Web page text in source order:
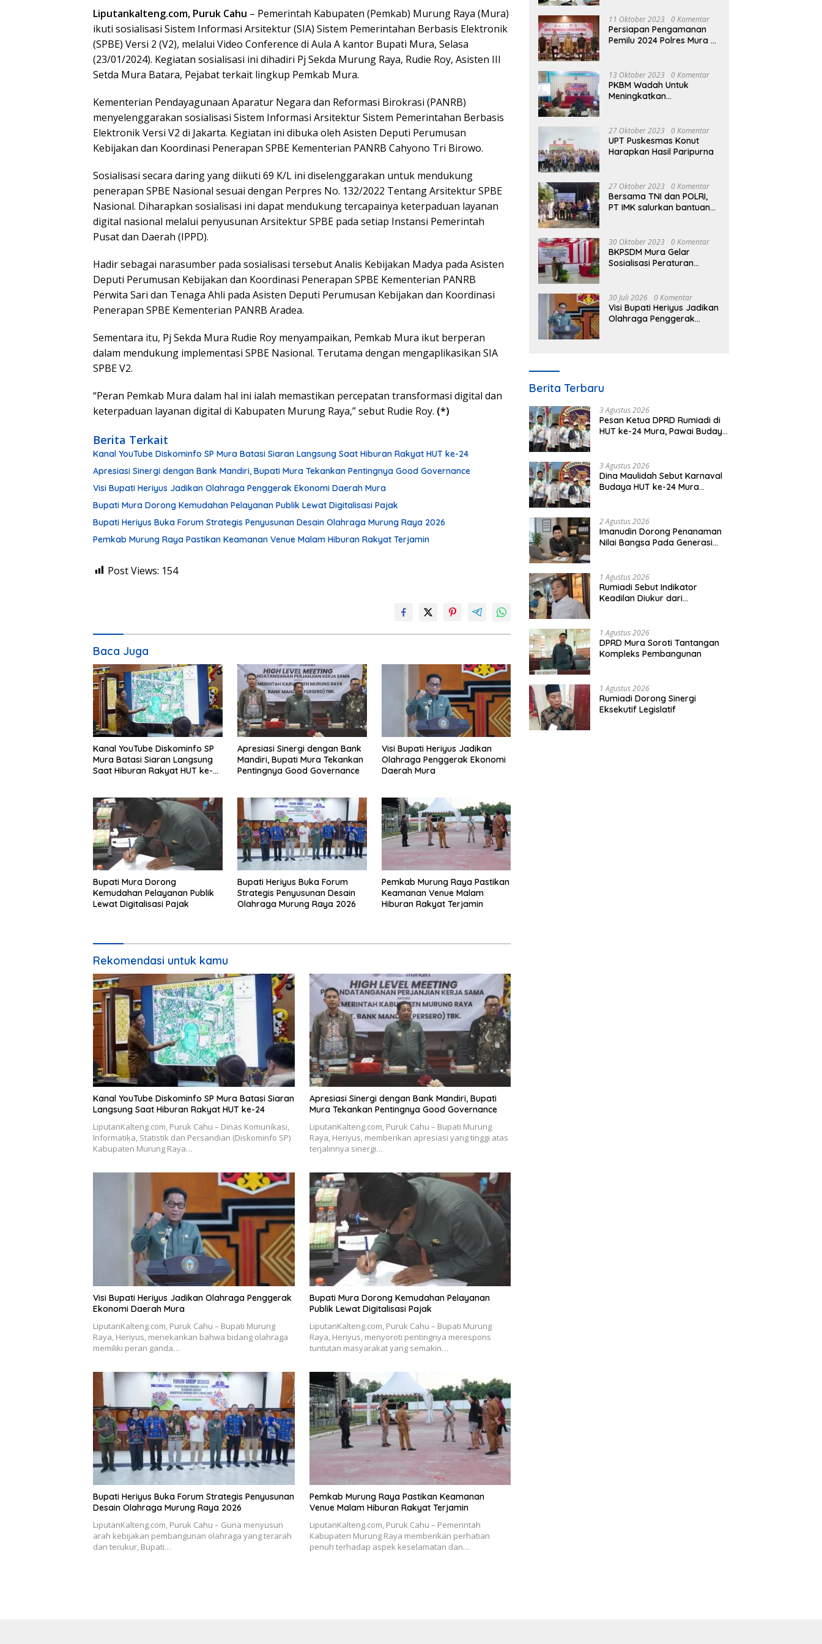
Liputankalteng.com, Puruk Cahu – Pemerintah Kabupaten (Pemkab) Murung Raya (Mura)
ikuti sosialisasi Sistem Informasi Arsitektur (SIA) Sistem Pemerintahan Berbasis Elektronik
(SPBE) Versi 2 (V2), melalui Video Conference di Aula A kantor Bupati Mura, Selasa
(23/01/2024). Kegiatan sosialisasi ini dihadiri Pj Sekda Murung Raya, Rudie Roy, Asisten III
Setda Mura Batara, Pejabat terkait lingkup Pemkab Mura.
Kementerian Pendayagunaan Aparatur Negara dan Reformasi Birokrasi (PANRB)
menyelenggarakan sosialisasi Sistem Informasi Arsitektur Sistem Pemerintahan Berbasis
Elektronik Versi V2 di Jakarta. Kegiatan ini dibuka oleh Asisten Deputi Perumusan
Kebijakan dan Koordinasi Penerapan SPBE Kementerian PANRB Cahyono Tri Birowo.
Sosialisasi secara daring yang diikuti 69 K/L ini diselenggarakan untuk mendukung
penerapan SPBE Nasional sesuai dengan Perpres No. 132/2022 Tentang Arsitektur SPBE
Nasional. Diharapkan sosialisasi ini dapat mendukung tercapainya keterpaduan layanan
digital nasional melalui penyusunan Arsitektur SPBE pada setiap Instansi Pemerintah
Pusat dan Daerah (IPPD).
Hadir sebagai narasumber pada sosialisasi tersebut Analis Kebijakan Madya pada Asisten
Deputi Perumusan Kebijakan dan Koordinasi Penerapan SPBE Kementerian PANRB
Perwita Sari dan Tenaga Ahli pada Asisten Deputi Perumusan Kebijakan dan Koordinasi
Penerapan SPBE Kementerian PANRB Aradea.
Sementara itu, Pj Sekda Mura Rudie Roy menyampaikan, Pemkab Mura ikut berperan
dalam mendukung implementasi SPBE Nasional. Terutama dengan mengaplikasikan SIA
SPBE V2.
“Peran Pemkab Mura dalam hal ini ialah memastikan percepatan transformasi digital dan
keterpaduan layanan digital di Kabupaten Murung Raya,” sebut Rudie Roy. (*)
Berita Terkait
Kanal YouTube Diskominfo SP Mura Batasi Siaran Langsung Saat Hiburan Rakyat HUT ke-24
Apresiasi Sinergi dengan Bank Mandiri, Bupati Mura Tekankan Pentingnya Good Governance
Visi Bupati Heriyus Jadikan Olahraga Penggerak Ekonomi Daerah Mura
Bupati Mura Dorong Kemudahan Pelayanan Publik Lewat Digitalisasi Pajak
Bupati Heriyus Buka Forum Strategis Penyusunan Desain Olahraga Murung Raya 2026
Pemkab Murung Raya Pastikan Keamanan Venue Malam Hiburan Rakyat Terjamin
Post Views: 154
Baca Juga
Kanal YouTube Diskominfo SP
Mura Batasi Siaran Langsung
Saat Hiburan Rakyat HUT ke-
Apresiasi Sinergi dengan Bank
Mandiri, Bupati Mura Tekankan
Pentingnya Good Governance
Visi Bupati Heriyus Jadikan
Olahraga Penggerak Ekonomi
Daerah Mura
Bupati Mura Dorong
Kemudahan Pelayanan Publik
Lewat Digitalisasi Pajak
Bupati Heriyus Buka Forum
Strategis Penyusunan Desain
Olahraga Murung Raya 2026
Pemkab Murung Raya Pastikan
Keamanan Venue Malam
Hiburan Rakyat Terjamin
Rekomendasi untuk kamu
Kanal YouTube Diskominfo SP Mura Batasi Siaran
Langsung Saat Hiburan Rakyat HUT ke-24
LiputanKalteng.com, Puruk Cahu – Dinas Komunikasi,
Informatika, Statistik dan Persandian (Diskominfo SP)
Kabupaten Murung Raya…
Apresiasi Sinergi dengan Bank Mandiri, Bupati
Mura Tekankan Pentingnya Good Governance
LiputanKalteng.com, Puruk Cahu – Bupati Murung
Raya, Heriyus, memberikan apresiasi yang tinggi atas
terjalinnya sinergi…
Visi Bupati Heriyus Jadikan Olahraga Penggerak
Ekonomi Daerah Mura
LiputanKalteng.com, Puruk Cahu – Bupati Murung
Raya, Heriyus, menekankan bahwa bidang olahraga
memiliki peran ganda…
Bupati Mura Dorong Kemudahan Pelayanan
Publik Lewat Digitalisasi Pajak
LiputanKalteng.com, Puruk Cahu – Bupati Murung
Raya, Heriyus, menyoroti pentingnya merespons
tuntutan masyarakat yang semakin…
Bupati Heriyus Buka Forum Strategis Penyusunan
Desain Olahraga Murung Raya 2026
LiputanKalteng.com, Puruk Cahu – Guna menyusun
arah kebijakan pembangunan olahraga yang terarah
dan terukur, Bupati…
Pemkab Murung Raya Pastikan Keamanan
Venue Malam Hiburan Rakyat Terjamin
LiputanKalteng.com, Puruk Cahu – Pemerintah
Kabupaten Murung Raya memberikan perhatian
penuh terhadap aspek keselamatan dan…
Perubahan 2023
11 Oktober 2023 0 Komentar
Persiapan Pengamanan
Pemilu 2024 Polres Mura
13 Oktober 2023 0 Komentar
PKBM Wadah Untuk
Meningkatkan
Dalam Bidang Ekonomi
27 Oktober 2023 0 Komentar
UPT Puskesmas Konut
Harapkan Hasil Paripurna
27 Oktober 2023 0 Komentar
Bersama TNI dan POLRI,
PT IMK salurkan bantuan
30 Oktober 2023 0 Komentar
BKPSDM Mura Gelar
Sosialisasi Peraturan
30 Juli 2026 0 Komentar
Visi Bupati Heriyus Jadikan
Olahraga Penggerak
Berita Terbaru
3 Agustus 2026
Pesan Ketua DPRD Rumiadi di
HUT ke-24 Mura, Pawai Budaya
3 Agustus 2026
Dina Maulidah Sebut Karnaval
Budaya HUT ke-24 Mura
2 Agustus 2026
Imanudin Dorong Penanaman
Nilai Bangsa Pada Generasi
1 Agustus 2026
Rumiadi Sebut Indikator
Keadilan Diukur dari
1 Agustus 2026
DPRD Mura Soroti Tantangan
Kompleks Pembangunan
1 Agustus 2026
Rumiadi Dorong Sinergi
Eksekutif Legislatif